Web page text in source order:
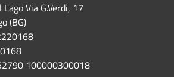
Via G.Verdi, 17
(BG)
100000300018